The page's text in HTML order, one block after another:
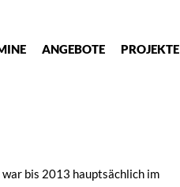
ANGEBOTE PROJEKTE
bis 2013 hauptsächlich im